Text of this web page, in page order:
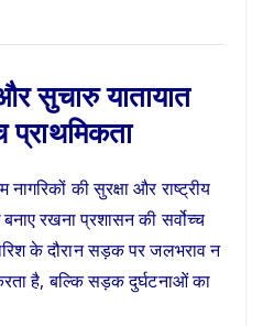
सुचारु यातायात
प्राथमिकता
की सुरक्षा और राष्ट्रीय
बनाए रखना प्रशासन की सर्वोच्च
के दौरान सड़क पर जलभराव न
है, बल्कि सड़क दुर्घटनाओं का